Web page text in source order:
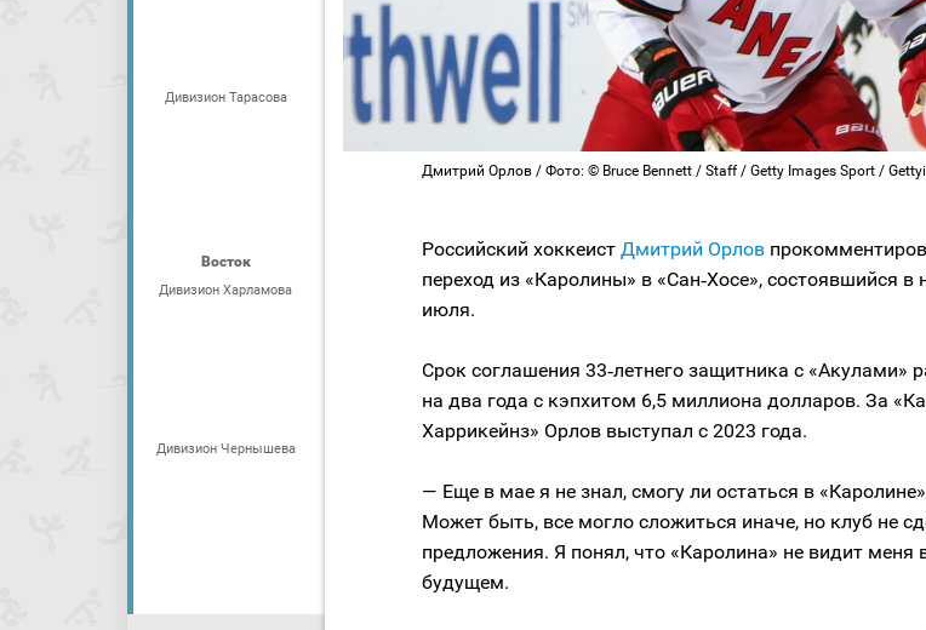
Дивизион Тарасова
Восток
Дивизион Харламова
Дивизион Чернышева
Дмитрий Орлов / Фото: © Bruce Bennett / Staff / Getty Images Sport /
Российский хоккеист Дмитрий Орлов
переход из «Каролины» в «Сан‑Хосе», состоявшийся в
июля.
Срок соглашения 33‑летнего защитника с «Акулами»
на два года с кэпхитом 6,5 миллиона долларов. За
Харрикейнз» Орлов выступал с 2023 года.
— Еще в мае я не знал, смогу ли остаться в
Может быть, все могло сложиться иначе, но клуб не
предложения. Я понял, что «Каролина» не видит меня
будущем.